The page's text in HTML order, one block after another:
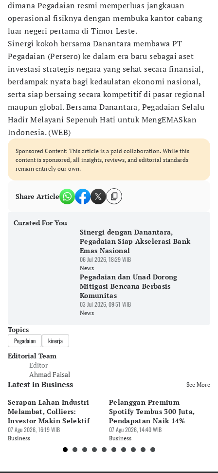
dimana Pegadaian resmi memperluas jangkauan
operasional fisiknya dengan membuka kantor cabang
luar negeri pertama di Timor Leste.
Sinergi kokoh bersama Danantara membawa PT
Pegadaian (Persero) ke dalam era baru sebagai aset
investasi strategis negara yang sehat secara finansial,
berdampak nyata bagi kedaulatan ekonomi nasional,
serta siap bersaing secara kompetitif di pasar regional
maupun global. Bersama Danantara, Pegadaian Selalu
Hadir Melayani Sepenuh Hati untuk MengEMASkan
Indonesia. (WEB)
Sponsored Content: This article is a paid collaboration. While this
content is sponsored, all insights, reviews, and editorial standards
remain entirely our own.
Share Article
Curated For You
Sinergi dengan Danantara,
Pegadaian Siap Akselerasi Bank
Emas Nasional
06 Jul 2026, 18:29 WIB
News
Pegadaian dan Unad Dorong
Mitigasi Bencana Berbasis
Komunitas
03 Jul 2026, 09:51 WIB
News
Topics
Pegadaian kinerja
Editorial Team
Editor
Ahmad Faisal
Latest in Business See More
Serapan Lahan Industri
Melambat, Colliers:
Investor Makin Selektif
07 Agu 2026, 16:19 WIB
Business
Pelanggan Premium
Spotify Tembus 300 Juta,
Pendapatan Naik 14%
07 Agu 2026, 14:40 WIB
Business